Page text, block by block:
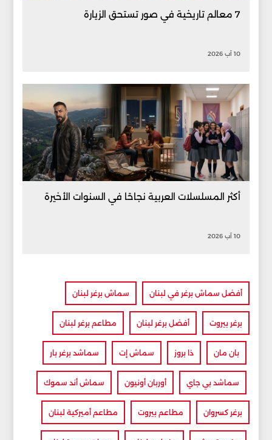
7 معالم تاريخية في صور تستحق الزيارة
10 آب 2026
أكثر المسلسلات العربية نجاحًا في السنوات الأخيرة
10 آب 2026
أفضل سماش برغر في لبنان سماش برغر لبنان
برغر بيروت أفضل برغر لبنان مطاعم برغر لبنان
بان مان ذا بروز سماش إت سماشد برغر بار
سماشد بي جاي أوربان أونيون سماش أند سموك
برغر كسروان مطاعم بيروت مطاعم أميركية لبنان